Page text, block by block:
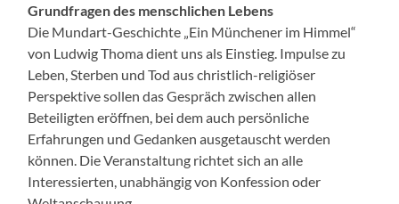
Grundfragen des menschlichen Lebens
Die Mundart-Geschichte „Ein Münchener im Himmel“
von Ludwig Thoma dient uns als Einstieg. Impulse zu
Leben, Sterben und Tod aus christlich-religiöser
Perspektive sollen das Gespräch zwischen allen
Beteiligten eröffnen, bei dem auch persönliche
Erfahrungen und Gedanken ausgetauscht werden
können. Die Veranstaltung richtet sich an alle
Interessierten, unabhängig von Konfession oder